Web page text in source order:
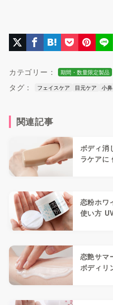
カテゴリー： 期間・数量限定製品
タグ： フェイスケア 目元ケア 小
関連記事
ボディ消
ラケアに
恋粉ホワ
使い方
恋艶サマ
ボディリ